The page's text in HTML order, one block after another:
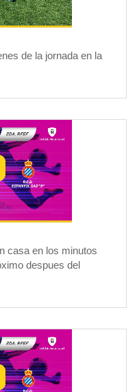
de la jornada en la
casa en los minutos
despues del